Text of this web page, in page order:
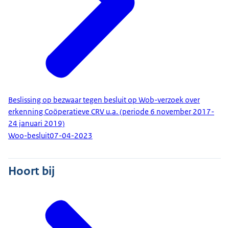
Beslissing op bezwaar tegen besluit op Wob-verzoek over
erkenning Coöperatieve CRV u.a. (periode 6 november 2017-
24 januari 2019)
Woo-besluit07-04-2023
Hoort bij